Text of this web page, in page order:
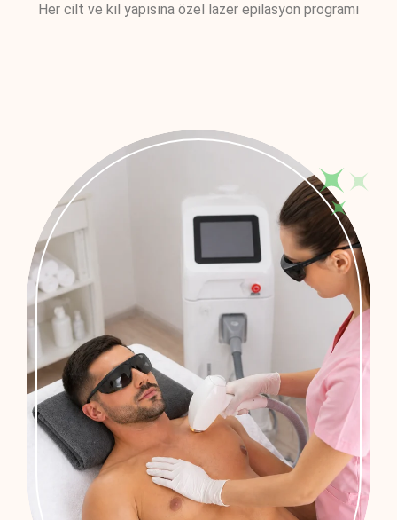
Her cilt ve kıl yapısına özel lazer epilasyon programı
Randevu Al